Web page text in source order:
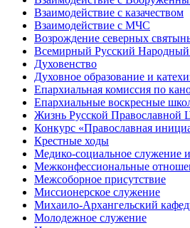
Взаимодействие с казачеством
Взаимодействие с МЧС
Возрождение северных
Всемирный Русский
Духовенство
Духовное образование и
Епархиальная комиссия по
Епархиальные воскресные
Жизнь Русской Православной
Конкурс «Православная
Крестные ходы
Медико-социальное служение
Межконфессиональные
Межсоборное присутствие
Миссионерское служение
Михаило-Архангельский
Молодежное служение